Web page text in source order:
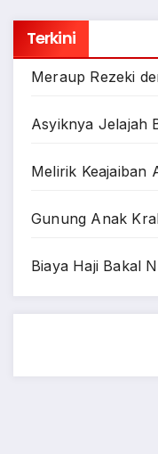
Terkini
Meraup Rezeki
Asyiknya Jelajah
Melirik Keajaiban
Gunung Anak
Biaya Haji Bakal